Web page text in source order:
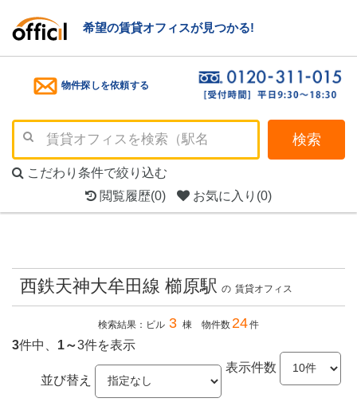
希望の賃貸オフィスが見つかる!
物件探しを依頼する
検索
こだわり条件で絞り込む
閲覧履歴(0) お気に入り (0)
西鉄天神大牟田線 櫛原駅 の 賃貸オフィス
検索結果：ビル 3 棟 物件数24件
3件中、 1～3件を表示
表示件数
並び替え